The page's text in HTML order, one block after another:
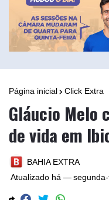
Página inicial Click Extra
Gláucio Melo
de vida em
BAHIA EXTRA
Atualizado há —